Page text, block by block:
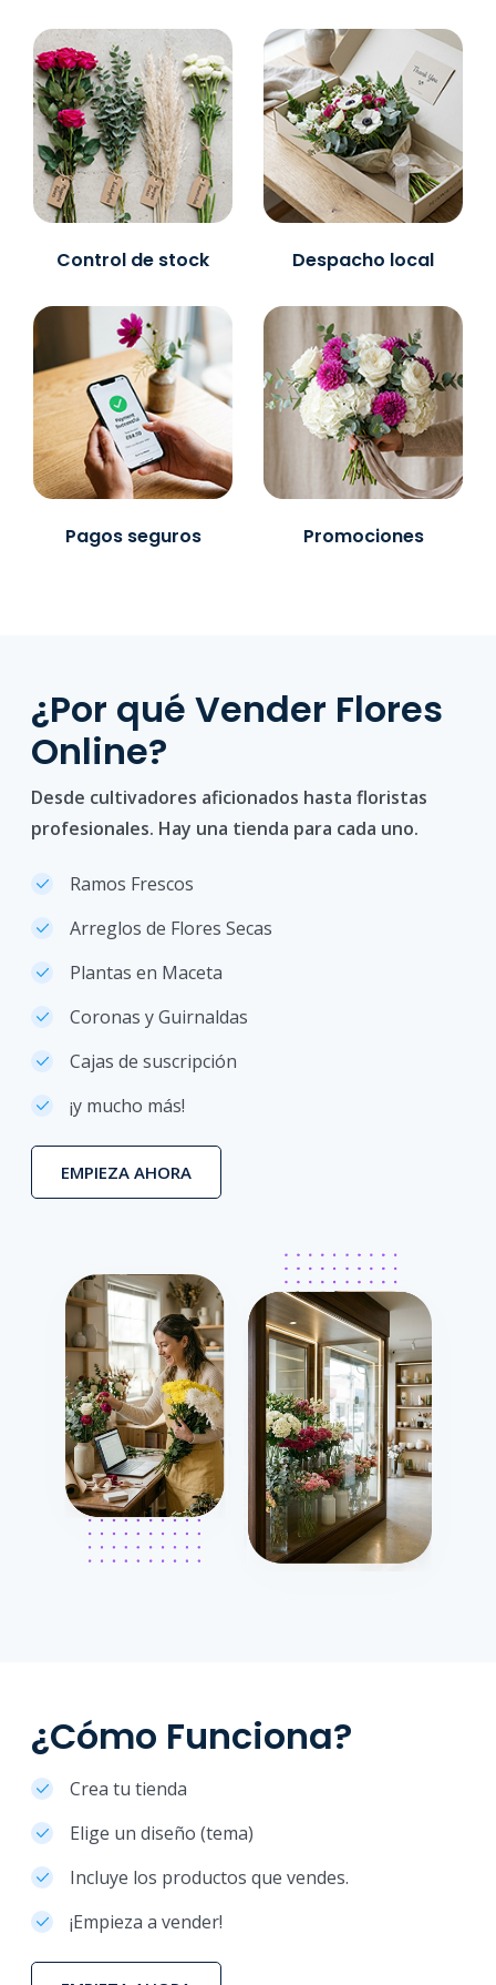
Control de stock Despacho local
Pagos seguros Promociones
¿Por qué Vender Flores
Online?
Desde cultivadores aficionados hasta floristas
profesionales. Hay una tienda para cada uno.
Ramos Frescos
Arreglos de Flores Secas
Plantas en Maceta
Coronas y Guirnaldas
Cajas de suscripción
¡y mucho más!
EMPIEZA AHORA
¿Cómo Funciona?
Crea tu tienda
Elige un diseño (tema)
Incluye los productos que vendes.
¡Empieza a vender!